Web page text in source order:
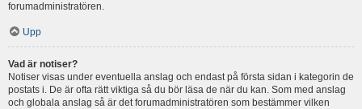
forumadministratören.
Upp
Vad är notiser?
Notiser visas under eventuella anslag och endast på första sidan i kategorin de
postats i. De är ofta rätt viktiga så du bör läsa de när du kan. Som med anslag
och globala anslag så är det forumadministratören som bestämmer vilken